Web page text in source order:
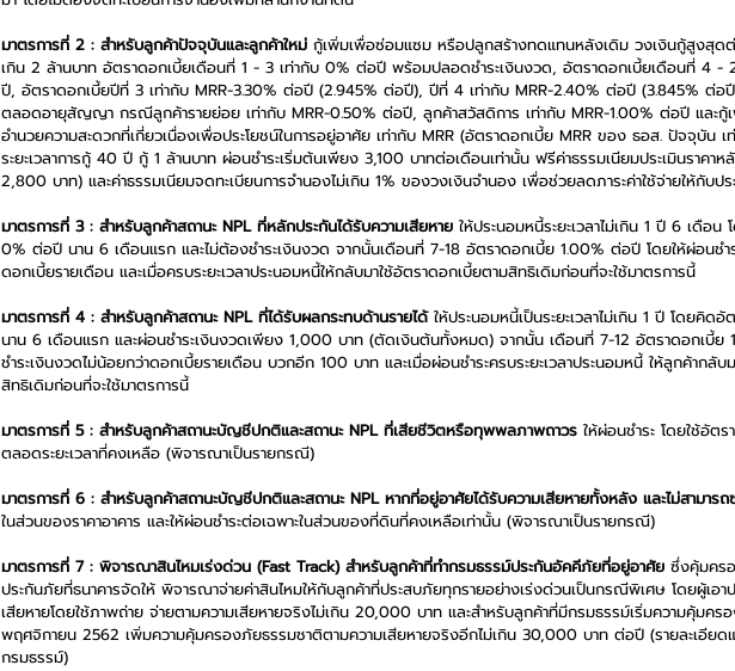
มาตรการที่ 2 : สำหรับลูกค้าปัจจุบันและลูกค้าใหม่ กู้เพิ่มเพื่อซ่อมแซม หรือปลูกสร้างทดแทนหลังเดิม วงเงินกู้สูงสุด
เกิน 2 ล้านบาท อัตราดอกเบี้ยเดือนที่ 1 - 3 เท่ากับ 0% ต่อปี พร้อมปลอดชำระเงินงวด, อัตราดอกเบี้ยเดือนที่ 4 -
ปี, อัตราดอกเบี้ยปีที่ 3 เท่ากับ MRR-3.30% ต่อปี (2.945% ต่อปี), ปีที่ 4 เท่ากับ MRR-2.40% ต่อปี (3.845% ต่อ
ตลอดอายุสัญญา กรณีลูกค้ารายย่อย เท่ากับ MRR-0.50% ต่อปี, ลูกค้าสวัสดิการ เท่ากับ MRR-1.00% ต่อปี และ
อำนวยความสะดวกที่เกี่ยวเนื่องเพื่อประโยชน์ในการอยู่อาศัย เท่ากับ MRR (อัตราดอกเบี้ย MRR ของ ธอส. ปัจจุบัน
ระยะเวลาการกู้ 40 ปี กู้ 1 ล้านบาท ผ่อนชำระเริ่มต้นเพียง 3,100 บาทต่อเดือนเท่านั้น ฟรีค่าธรรมเนียมประเมินราคา
2,800 บาท) และค่าธรรมเนียมจดทะเบียนการจำนองไม่เกิน 1% ของวงเงินจำนอง เพื่อช่วยลดภาระค่าใช้จ่ายให้กับปร
มาตรการที่ 3 : สำหรับลูกค้าสถานะ NPL ที่หลักประกันได้รับความเสียหาย ให้ประนอมหนี้ระยะเวลาไม่เกิน 1 ปี 6 เดือ
0% ต่อปี นาน 6 เดือนแรก และไม่ต้องชำระเงินงวด จากนั้นเดือนที่ 7-18 อัตราดอกเบี้ย 1.00% ต่อปี โดยให้ผ่อนชำ
ดอกเบี้ยรายเดือน และเมื่อครบระยะเวลาประนอมหนี้ให้กลับมาใช้อัตราดอกเบี้ยตามสิทธิเดิมก่อนที่จะใช้มาตรการนี้
มาตรการที่ 4 : สำหรับลูกค้าสถานะ NPL ที่ได้รับผลกระทบด้านรายได้ ให้ประนอมหนี้เป็นระยะเวลาไม่เกิน 1 ปี โดยคิด
นาน 6 เดือนแรก และผ่อนชำระเงินงวดเพียง 1,000 บาท (ตัดเงินต้นทั้งหมด) จากนั้น เดือนที่ 7-12 อัตราดอกเบี้ย
ชำระเงินงวดไม่น้อยกว่าดอกเบี้ยรายเดือน บวกอีก 100 บาท และเมื่อผ่อนชำระครบระยะเวลาประนอมหนี้ ให้ลูกค้ากลับ
สิทธิเดิมก่อนที่จะใช้มาตรการนี้
มาตรการที่ 5 : สำหรับลูกค้าสถานะบัญชีปกติและสถานะ NPL ที่เสียชีวิตหรือทุพพลภาพถาวร ให้ผ่อนชำระ โดยใช้อัต
ตลอดระยะเวลาที่คงเหลือ (พิจารณาเป็นรายกรณี)
มาตรการที่ 6 : สำหรับลูกค้าสถานะบัญชีปกติและสถานะ NPL หากที่อยู่อาศัยได้รับความเสียหายทั้งหลัง และไม่สามาร
ในส่วนของราคาอาคาร และให้ผ่อนชำระต่อเฉพาะในส่วนของที่ดินที่คงเหลือเท่านั้น (พิจารณาเป็นรายกรณี)
มาตรการที่ 7 : พิจารณาสินไหมเร่งด่วน (Fast Track) สำหรับลูกค้าที่ทำกรมธรรม์ประกันอัคคีภัยที่อยู่อาศัย ซึ่งคุ้มคร
ประกันภัยที่ธนาคารจัดให้ พิจารณาจ่ายค่าสินไหมให้กับลูกค้าที่ประสบภัยทุกรายอย่างเร่งด่วนเป็นกรณีพิเศษ โดยผู้เอา
เสียหายโดยใช้ภาพถ่าย จ่ายตามความเสียหายจริงไม่เกิน 20,000 บาท และสำหรับลูกค้าที่มีกรมธรรม์เริ่มความคุ้มคร
พฤศจิกายน 2562 เพิ่มความคุ้มครองภัยธรรมชาติตามความเสียหายจริงอีกไม่เกิน 30,000 บาท ต่อปี (รายละเอียดแ
กรมธรรม์)